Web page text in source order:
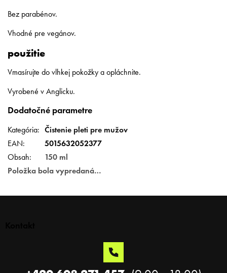
Bez parabénov.
Vhodné pre vegánov.
použitie
Vmasírujte do vlhkej pokožky a opláchnite.
Vyrobené v Anglicku.
Dodatočné parametre
Kategória: Čistenie pleti pre mužov
EAN:
5015632052377
Obsah:
150 ml
Položka bola vypredaná…